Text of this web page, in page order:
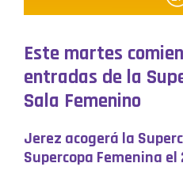
Este martes
entradas de la
Sala Femenino
Jerez acogerá la
Supercopa Femenina